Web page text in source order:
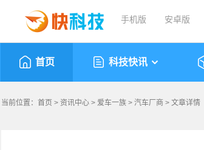
手机版 安卓版
首页 科技快讯
当前位置： 首页 > 资讯中心 > 爱车一族 > 汽车厂商 > 文章详情